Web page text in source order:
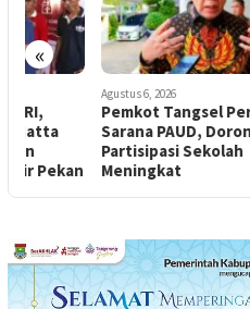
«
Pemkot Tangsel Perkuat
Sarana PAUD, Dorong
Partisipasi Sekolah
Meningkat